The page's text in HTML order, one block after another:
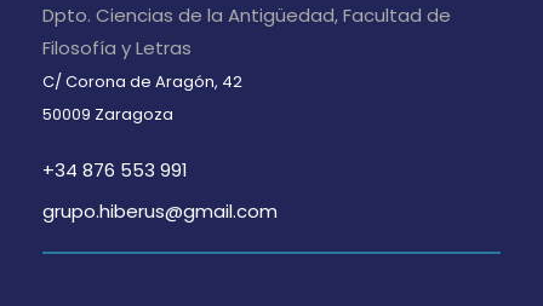
Dpto. Ciencias de la Antigüedad, Facultad de
Filosofía y Letras
C/ Corona de Aragón, 42
50009 Zaragoza
+34 876 553 991
grupo.hiberus@gmail.com